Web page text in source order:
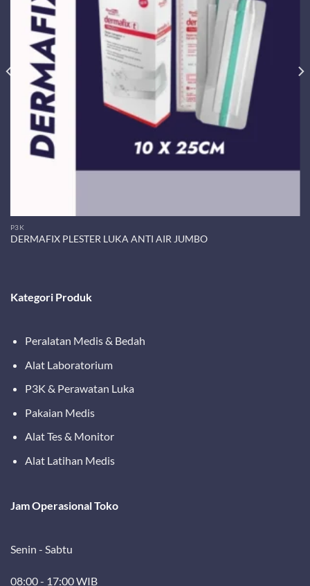
P3K
DERMAFIX PLESTER LUKA ANTI AIR JUMBO
Kategori Produk
Peralatan Medis & Bedah
Alat Laboratorium
P3K & Perawatan Luka
Pakaian Medis
Alat Tes & Monitor
Alat Latihan Medis
Jam Operasional Toko
Senin - Sabtu
08:00 - 17:00 WIB